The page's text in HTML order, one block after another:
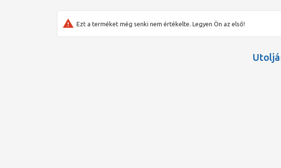
Egy másik előny az Ön számára, hogy a készülék tartósan el is tudja tárolni
probléma­mentesen áthidal. A beépített szabályzó megkönnyíti a
fűtés automatikusan kikapcsolódik.
Ezt a terméket még senki nem értékelte. Legyen Ön az első!